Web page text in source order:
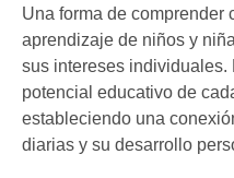
Una forma de comprender
aprendizaje de niños y
sus intereses individuales.
potencial educativo de
estableciendo una
diarias y su desarrollo